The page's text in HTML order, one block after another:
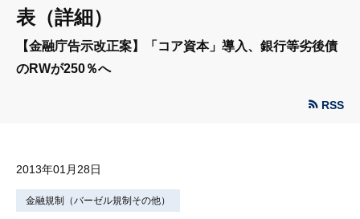
表（詳細）
【金融庁告示改正案】「コア資本」導入、銀行等劣後債
のRWが250％へ
RSS
2013年01月28日
金融規制（バーゼル規制その他）